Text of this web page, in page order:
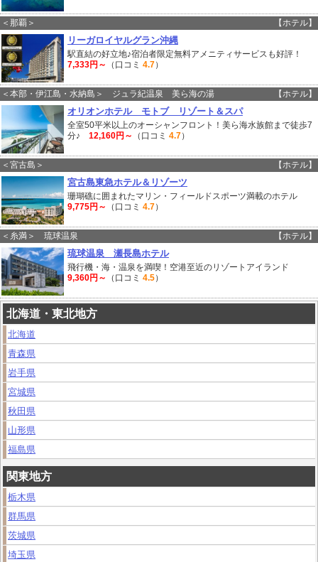
＜那覇＞ 【ホテル】
リーガロイヤルグラン沖縄
駅直結の好立地♪宿泊者限定無料アメニティサービスも好評！
7,333円～
（口コミ 4.7）
＜本部・伊江島・水納島＞ ジュラ紀温泉 美ら海の湯 【ホテル】
オリオンホテル モトブ リゾート＆スパ
全室50平米以上のオーシャンフロント！美ら海水族館まで徒歩7
分♪ 12,160円～ （口コミ 4.7）
＜宮古島＞ 【ホテル】
宮古島東急ホテル＆リゾーツ
珊瑚礁に囲まれたマリン・フィールドスポーツ満載のホテル
9,775円～
（口コミ 4.7）
＜糸満＞ 琉球温泉 【ホテル】
琉球温泉 瀬長島ホテル
飛行機・海・温泉を満喫！空港至近のリゾートアイランド
9,360円～
（口コミ 4.5）
北海道・東北地方
北海道
青森県
岩手県
宮城県
秋田県
山形県
福島県
関東地方
栃木県
群馬県
茨城県
埼玉県